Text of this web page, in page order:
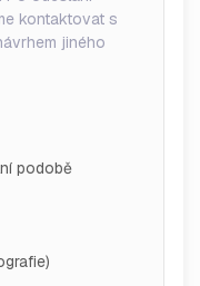
kontaktovat s
jiného
podobě